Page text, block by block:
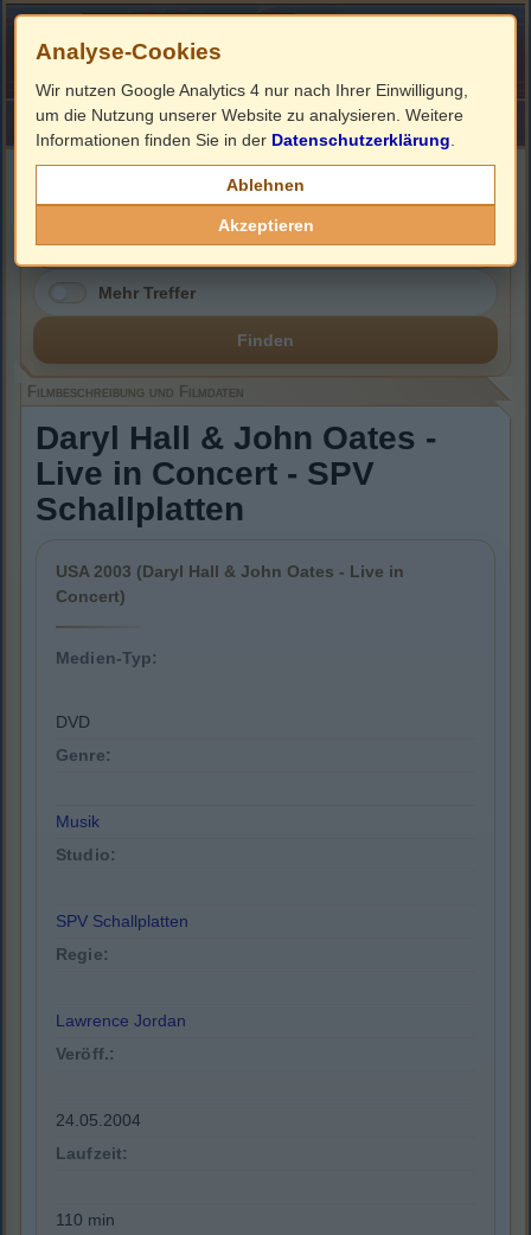
HOME ImpressumLinks
Filmbeschreibung, Cover & DVD Infos
Mehr Treffer
Finden
Filmbeschreibung und Filmdaten
Daryl Hall & John Oates -
Live in Concert - SPV
Schallplatten
USA 2003 (Daryl Hall & John Oates - Live in
Concert)
Medien-Typ:
DVD
Genre:
Musik
Studio:
SPV Schallplatten
Regie:
Lawrence Jordan
Veröff.:
24.05.2004
Laufzeit:
110 min
Analyse-Cookies
Wir nutzen Google Analytics 4 nur nach Ihrer Einwilligung,
um die Nutzung unserer Website zu analysieren. Weitere
Informationen finden Sie in der Datenschutzerklärung
Ablehnen
Akzeptieren